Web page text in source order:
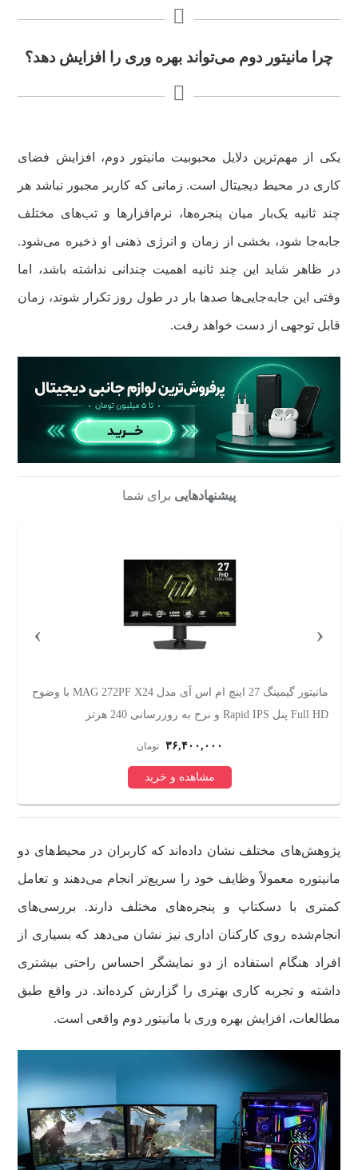
چرا مانیتور دوم می‌تواند بهره وری را افزایش دهد؟
یکی از مهم‌ترین دلایل محبوبیت مانیتور دوم، افزایش فضای
کاری در محیط دیجیتال است. زمانی که کاربر مجبور نباشد هر
چند ثانیه یک‌بار میان پنجره‌ها، نرم‌افزارها و تب‌های مختلف
جابه‌جا شود، بخشی از زمان و انرژی ذهنی او ذخیره می‌شود.
در ظاهر شاید این چند ثانیه اهمیت چندانی نداشته باشد، اما
وقتی این جابه‌جایی‌ها صدها بار در طول روز تکرار شوند، زمان
قابل توجهی از دست خواهد رفت.
پیشنهادهایی برای شما
مانیتور گیمینگ 27 اینچ ام اس آی مدل MAG 272PF X24 با وضوح
Full HD پنل Rapid IPS و نرخ به روزرسانی 240 هرتز
۳۶,۴۰۰,۰۰۰ تومان
مشاهده و خرید
‹
›
پژوهش‌های مختلف نشان داده‌اند که کاربران در محیط‌های دو
مانیتوره معمولاً وظایف خود را سریع‌تر انجام می‌دهند و تعامل
کمتری با دسکتاپ و پنجره‌های مختلف دارند. بررسی‌های
انجام‌شده روی کارکنان اداری نیز نشان می‌دهد که بسیاری از
افراد هنگام استفاده از دو نمایشگر احساس راحتی بیشتری
داشته و تجربه کاری بهتری را گزارش کرده‌اند. در واقع طبق
مطالعات، افزایش بهره وری با مانیتور دوم واقعی است.